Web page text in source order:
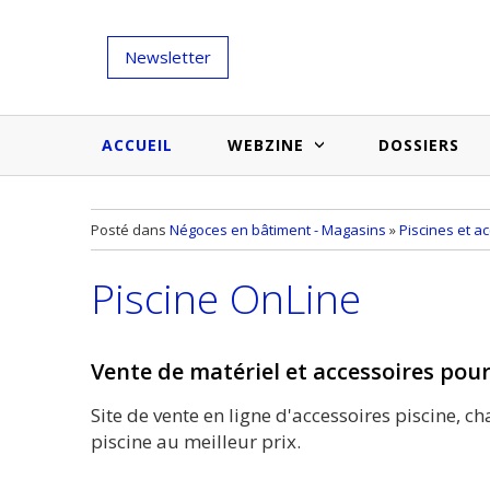
Newsletter
ACCUEIL WEBZINE
Salons et évènementiels
Médias du bâtiment
Etudes et enquêtes
DOSSIERS
Annuaire
Actualités des membres
Posté dans Négoces en bâtiment - Magasins »Piscines et
Piscine OnLine
Vente de matériel et accessoires
Site de vente en ligne d'accessoires piscine,
piscine au meilleur prix.